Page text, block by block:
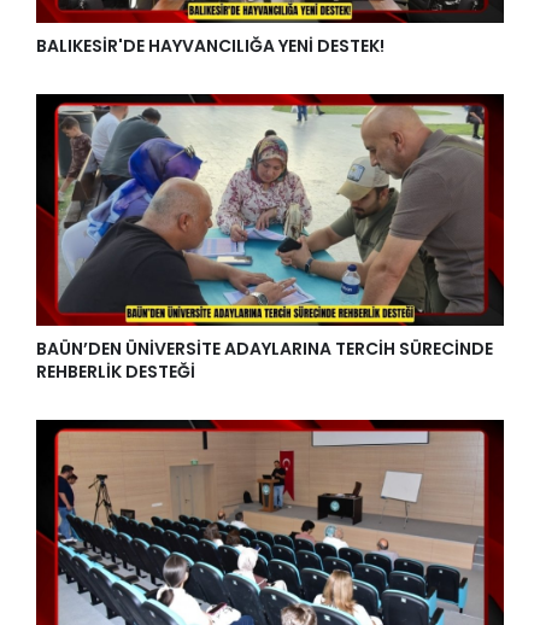
BALIKESİR'DE HAYVANCILIĞA YENİ DESTEK!
BAÜN’DEN ÜNİVERSİTE ADAYLARINA TERCİH SÜRECİNDE
REHBERLİK DESTEĞİ